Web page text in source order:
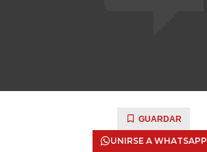
GUARDAR
UNIRSE A WHATSAPP